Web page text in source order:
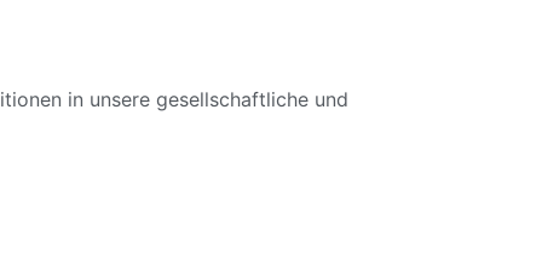
in unsere gesellschaftliche und